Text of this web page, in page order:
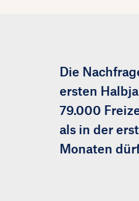
Die
ersten
79.000
als in der
Monaten